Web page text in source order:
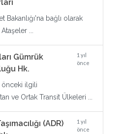
Bakanlığı'na bağlı olarak
...
Gümrük
Hk.
1 yıl
önce
önceki ilgili
ve Ortak Transit Ülkeleri ...
(ADR)
1 yıl
önce